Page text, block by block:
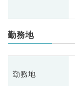
勤務地
勤務地